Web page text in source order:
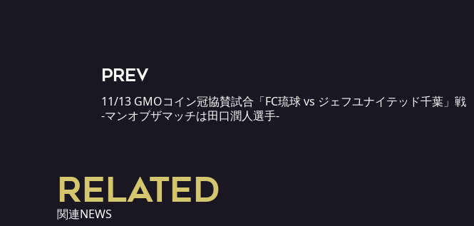
PREV
11/13 GMOコイン冠協賛試合「FC琉球 vs ジェフユナイテッド千葉」戦
-マンオブザマッチは田口潤人選手-
RELATED
関連NEWS